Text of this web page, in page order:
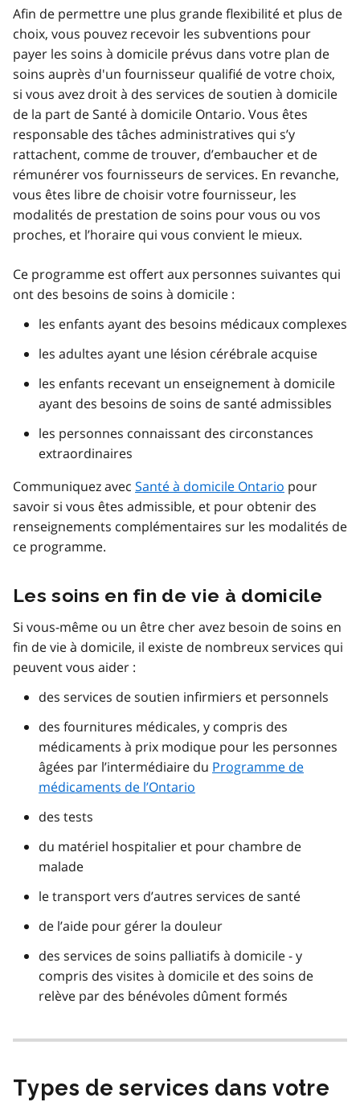
Afin de permettre une plus grande flexibilité et plus de
choix, vous pouvez recevoir les subventions pour
payer les soins à domicile prévus dans votre plan de
soins auprès d'un fournisseur qualifié de votre choix,
si vous avez droit à des services de soutien à domicile
de la part de Santé à domicile Ontario. Vous êtes
responsable des tâches administratives qui s’y
rattachent, comme de trouver, d’embaucher et de
rémunérer vos fournisseurs de services. En revanche,
vous êtes libre de choisir votre fournisseur, les
modalités de prestation de soins pour vous ou vos
proches, et l’horaire qui vous convient le mieux.
Ce programme est offert aux personnes suivantes qui
ont des besoins de soins à domicile :
les enfants ayant des besoins médicaux complexes
les adultes ayant une lésion cérébrale acquise
les enfants recevant un enseignement à domicile
ayant des besoins de soins de santé admissibles
les personnes connaissant des circonstances
extraordinaires
Communiquez avec Santé à domicile Ontario pour
savoir si vous êtes admissible, et pour obtenir des
renseignements complémentaires sur les modalités de
ce programme.
Les soins en fin de vie à domicile
Si vous-même ou un être cher avez besoin de soins en
fin de vie à domicile, il existe de nombreux services qui
peuvent vous aider :
des services de soutien infirmiers et personnels
des fournitures médicales, y compris des
médicaments à prix modique pour les personnes
âgées par l’intermédiaire du Programme de
médicaments de l’Ontario
des tests
du matériel hospitalier et pour chambre de
malade
le transport vers d’autres services de santé
de l’aide pour gérer la douleur
des services de soins palliatifs à domicile - y
compris des visites à domicile et des soins de
relève par des bénévoles dûment formés
Types de services dans votre